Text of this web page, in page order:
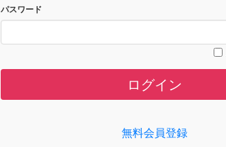
パスワード
ログイン
無料会員登録